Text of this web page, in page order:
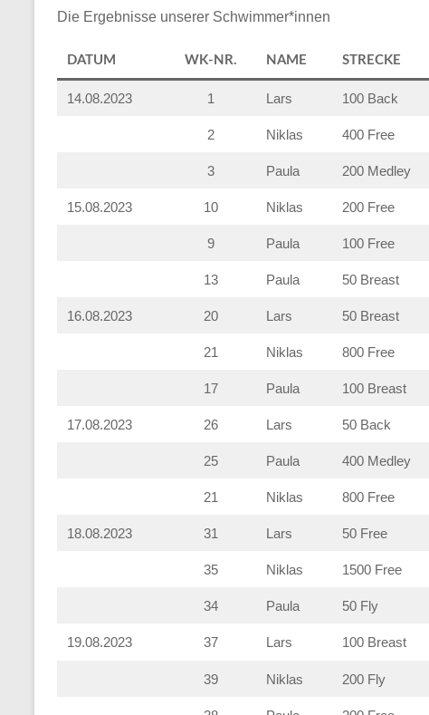
Die Ergebnisse unserer Schwimmer*innen
DATUM WK-NR. NAME STRECKE
14.08.2023 1 Lars 100 Back
2 Niklas 400 Free
3 Paula 200 Medley
15.08.2023 10 Niklas 200 Free
9 Paula 100 Free
13 Paula 50 Breast
16.08.2023 20 Lars 50 Breast
21 Niklas 800 Free
17 Paula 100 Breast
17.08.2023 26 Lars 50 Back
25 Paula 400 Medley
21 Niklas 800 Free
18.08.2023 31 Lars 50 Free
35 Niklas 1500 Free
34 Paula 50 Fly
19.08.2023 37 Lars 100 Breast
39 Niklas 200 Fly